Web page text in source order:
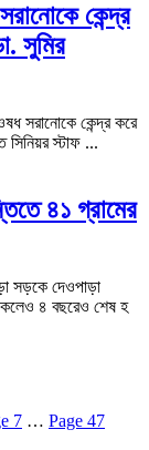
কেন্দ্র
সুমির
সরানোকে কেন্দ্র করে
সিনিয়র স্টাফ ...
৪১ গ্রামের
সড়কে দেওপাড়া
৪ বছরেও শেষ হ
7 … Page 47